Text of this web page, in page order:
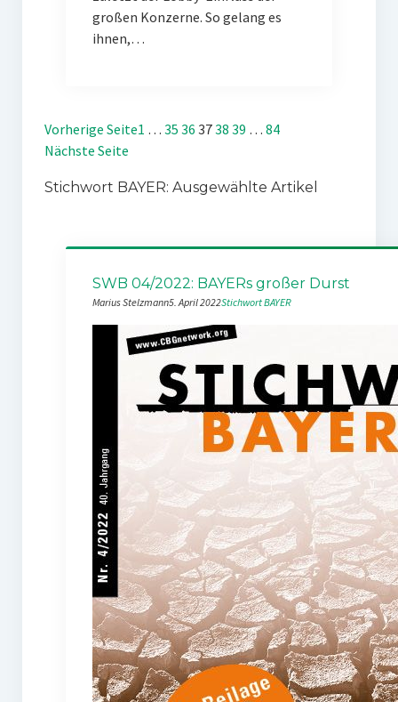
großen Konzerne. So gelang es
ihnen,…
Vorherige Seite1 … 35 36 3738 39 … 84
Nächste Seite
Stichwort BAYER: Ausgewählte Artikel
SWB 04/2022: BAYERs großer Durst
Marius Stelzmann5. April 2022Stichwort BAYER